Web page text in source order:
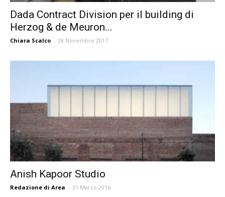
Dada Contract Division per il building di
Herzog & de Meuron...
Chiara Scalco - 28 Novembre 2017
Anish Kapoor Studio
Redazione di Area - 31 Marzo 2016